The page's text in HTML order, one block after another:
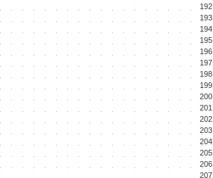
192
193
194
195
196
197
198
199
200
201
202
203
204
205
206
207